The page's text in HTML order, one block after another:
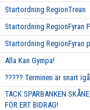
Startordning RegionTrean
Startordning RegionFyran
Startordning RegionFyran
Alla Kan Gympa!
????? Terminen är snart
TACK SPARBANKEN
FÖR ERT BIDRAG!